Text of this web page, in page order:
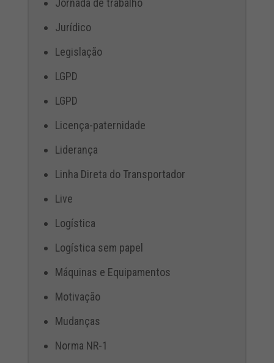
Jornada de trabalho
Jurídico
Legislação
LGPD
LGPD
Licença-paternidade
Liderança
Linha Direta do Transportador
Live
Logística
Logística sem papel
Máquinas e Equipamentos
Motivação
Mudanças
Norma NR-1